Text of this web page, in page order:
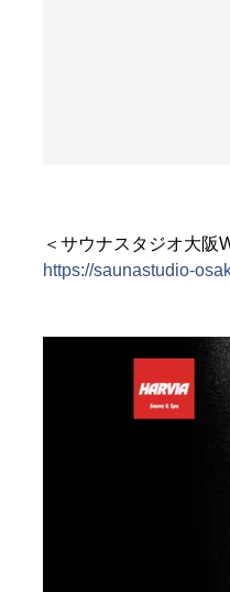
＜サウナスタジオ大阪
https://saunastudio-